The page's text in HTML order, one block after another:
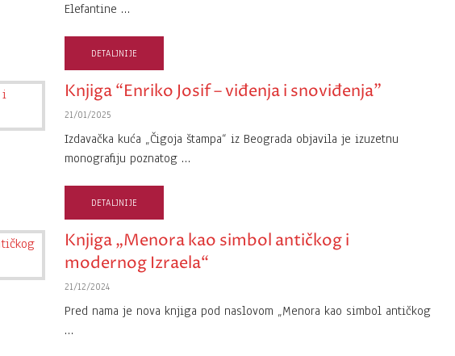
Elefantine …
DETALJNIJE
Knjiga “Enriko Josif – viđenja i snoviđenja”
21/01/2025
Izdavačka kuća „Čigoja štampa“ iz Beograda objavila je izuzetnu
monografiju poznatog …
DETALJNIJE
Knjiga „Menora kao simbol antičkog i
modernog Izraela“
21/12/2024
Pred nama je nova knjiga pod naslovom „Menora kao simbol antičkog
…